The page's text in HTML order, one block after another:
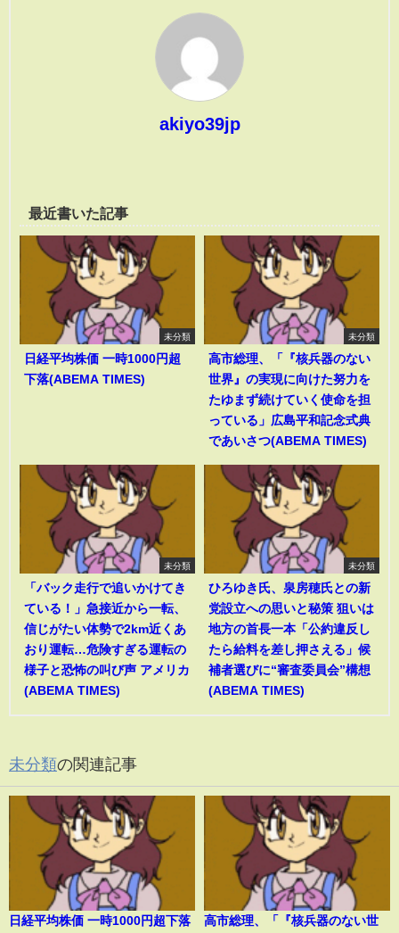
akiyo39jp
最近書いた記事
未分類
日経平均株価 一時1000円超
下落(ABEMA TIMES)
未分類
高市総理、「『核兵器のない
世界』の実現に向けた努力を
たゆまず続けていく使命を担
っている」広島平和記念式典
であいさつ(ABEMA TIMES)
未分類
「バック走行で追いかけてき
ている！」急接近から一転、
信じがたい体勢で2km近くあ
おり運転…危険すぎる運転の
様子と恐怖の叫び声 アメリカ
(ABEMA TIMES)
未分類
ひろゆき氏、泉房穂氏との新
党設立への思いと秘策 狙いは
地方の首長一本「公約違反し
たら給料を差し押さえる」候
補者選びに“審査委員会”構想
(ABEMA TIMES)
未分類の関連記事
日経平均株価 一時1000円超下落
高市総理、「『核兵器のない世